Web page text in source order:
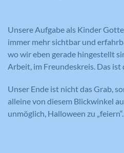
Unsere Aufgabe als Kinder
immer mehr sichtbar und
wo wir eben gerade hingestellt
Arbeit, im Freundeskreis. Das
Unser Ende ist nicht das Grab,
alleine von diesem Blickwinkel
unmöglich, Halloween zu „feiern“.